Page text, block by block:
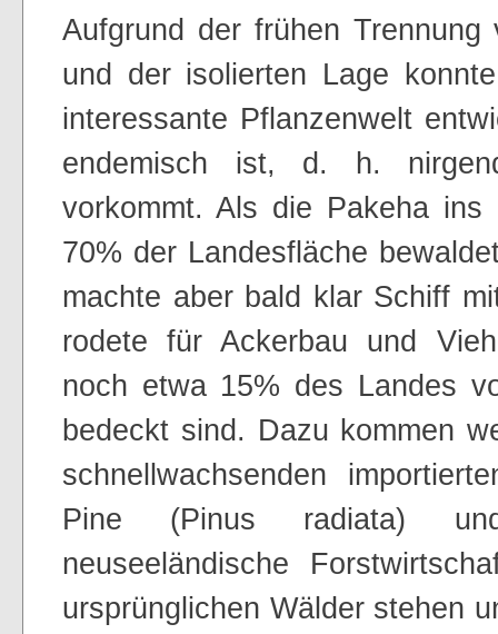
Aufgrund der frühen Trennung
und der isolierten Lage
interessante Pflanzenwelt
endemisch ist, d. h.
vorkommt. Als die Pakeha
70% der Landesfläche
machte aber bald klar Schiff
rodete für Ackerbau und
noch etwa 15% des Landes
bedeckt sind. Dazu kommen
schnellwachsenden
Pine (Pinus radiata)
neuseeländische
ursprünglichen Wälder stehen